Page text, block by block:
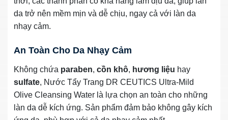
da trở nên mềm mịn và dễ chịu, ngay cả với làn da
nhạy cảm.
An Toàn Cho Da Nhạy Cảm
Không chứa paraben, cồn khô, hương liệu hay
sulfate, Nước Tẩy Trang DR CEUTICS Ultra-Mild
Olive Cleansing Water là lựa chọn an toàn cho những
làn da dễ kích ứng. Sản phẩm đảm bảo không gây kích